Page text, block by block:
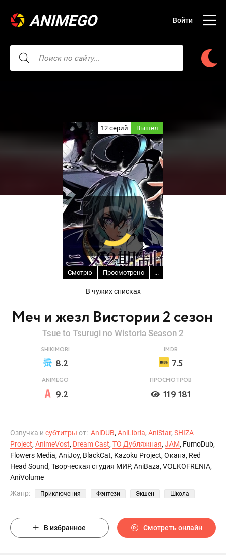
ANIMEGO Войти
Меч и жезл Вистории 2 сезон
12 серий Вышел
Смотрю Просмотрено ...
В чужих списках
Tsue to Tsurugi no Wistoria Season 2
SHIKIMORI
8.2
IMDB
7.5
ANIMEGO
9.2
ПРОСМОТРОВ
119 181
Озвучка и субтитры от: AniDUB, AniLibria, AniStar, SHIZA
Project, AnimeVost, Dream Cast, ТО Дубляжная, JAM, FumoDub,
Flowers Media, AniJoy, BlackCat, Kazoku Project, Оканэ, Red
Head Sound, Творческая студия МИР, AniBaza, VOLKOFRENIA,
AniVolume
Жанр:
Приключения Фэнтези Экшен Школа
В избранное Смотреть онлайн